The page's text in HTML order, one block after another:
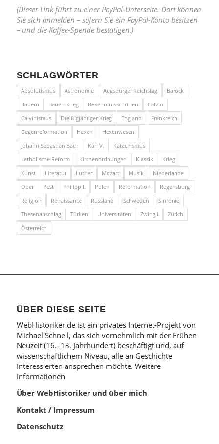
(Dieser Link führt zu einer PayPal-Unterseite. Dort können
Sie sich anmelden – sofern Sie ein PayPal-Konto besitzen
– und die Kaffee-Spende bestätigen.)
SCHLAGWÖRTER
Absolutismus Astronomie Augsburger Reichstag
Barock
Bauern
Bauernkrieg Bekenntnisschriften
Calvin
Calvinismus
Dreißigjähriger Krieg England
Frankreich
Gegenreformation
Hexen
Hexenwesen
Johann Sebastian Bach
Karl V.
Katechismus
katholische Reform
Kirchenordnungen Klassik
Krieg
Kunst
Literatur Luther Mozart Musik
Niederlande
Oper
Pest Philipp I. Polen Reformation
Regensburg
Religion
Renaissance Russland Schweden
Sinfonie
Thesenanschlag
Türken Universitäten Zwingli
Zürich
Österreich
ÜBER DIESE SEITE
WebHistoriker.de ist ein privates Internet-Projekt von
Michael Schnell, das sich vornehmlich mit der Frühen
Neuzeit (16.–18. Jahrhundert) beschäftigt und, auf
wissenschaftlichem Niveau, alle an Geschichte
Interessierten ansprechen möchte. Weitere
Informationen:
Über WebHistoriker und über mich
Kontakt / Impressum
Datenschutz